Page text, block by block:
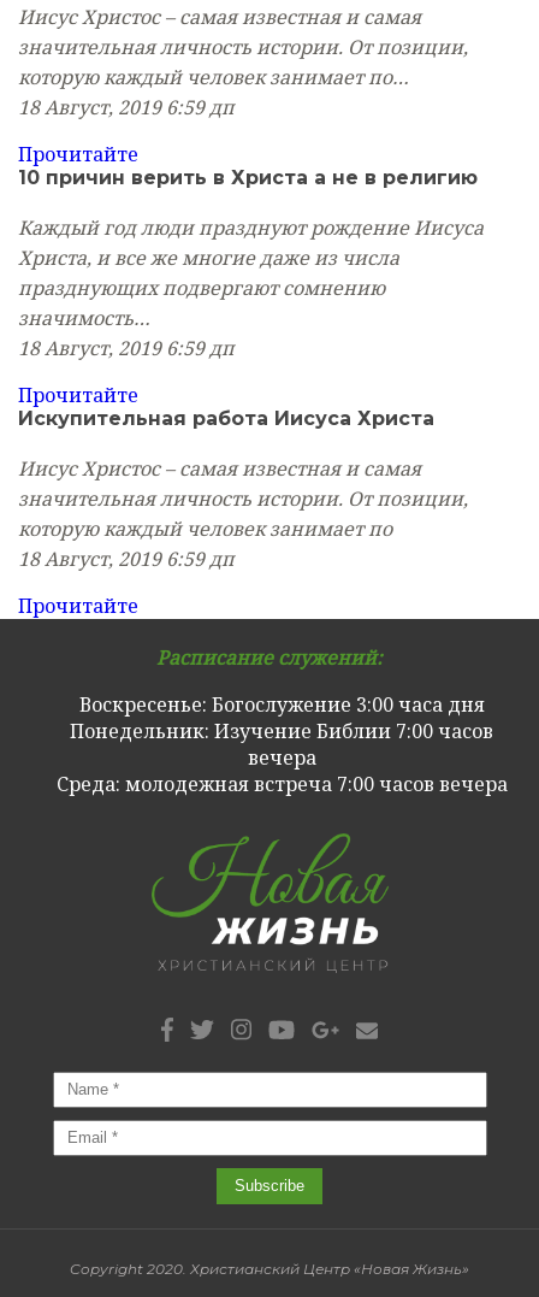
Иисус Христос – самая известная и самая
значительная личность истории. От позиции,
которую каждый человек занимает по…
18 Август, 2019 6:59 дп
Прочитайте
10 причин верить в Христа а не в религию
Каждый год люди празднуют рождение Иисуса
Христа, и все же многие даже из числа
празднующих подвергают сомнению
значимость…
18 Август, 2019 6:59 дп
Прочитайте
Искупительная работа Иисуса Христа
Иисус Христос – самая известная и самая
значительная личность истории. От позиции,
которую каждый человек занимает по
18 Август, 2019 6:59 дп
Прочитайте
Расписание служений:
Воскресенье: Богослужение 3:00 часа дня
Понедельник: Изучение Библии 7:00 часов
вечера
Cреда: молодежная встреча 7:00 часов вечера
Copyright 2020. Христианский Центр «Новая Жизнь»